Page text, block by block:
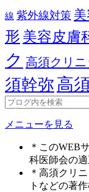
線 紫外線対策
形 美容皮膚
ク 高須クリ
須幹弥 高
メニューを見る
＊このWEB
科医師会の
＊高須クリ
トなどの著